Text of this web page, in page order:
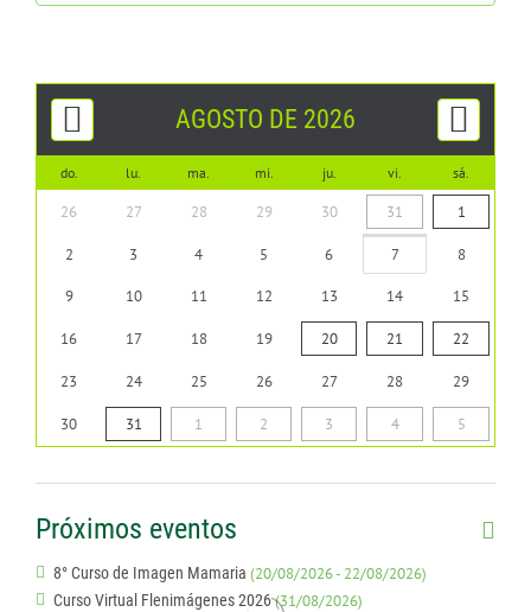
AGOSTO DE 2026
do. lu. ma. mi. ju. vi. sá.
26 27 28 29 30 31 1
2 3 4 5 6 7 8
9 10 11 12 13 14 15
16 17 18 19 20 21 22
23 24 25 26 27 28 29
30 31 1 2 3 4 5
Próximos eventos
8° Curso de Imagen Mamaria (20/08/2026 - 22/08/2026)
Curso Virtual Flenimágenes 2026(31/08/2026)